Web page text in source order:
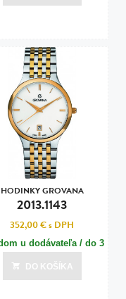
aktualizácia dnes o 07:00
HODINKY GROVANA
2013.1143
352,00 €s DPH
u dodávateľa / do 3
dní
aktualizácia dnes o 07:00
DO KOŠÍKA